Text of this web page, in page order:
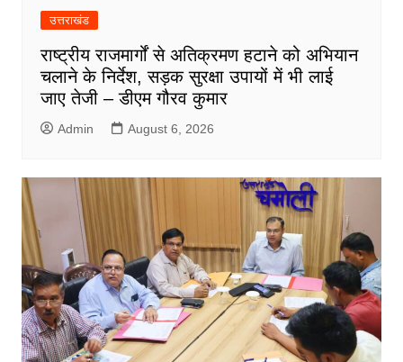
उत्तराखंड
राष्ट्रीय राजमार्गों से अतिक्रमण हटाने को अभियान
चलाने के निर्देश, सड़क सुरक्षा उपायों में भी लाई
जाए तेजी – डीएम गौरव कुमार
Admin August 6, 2026